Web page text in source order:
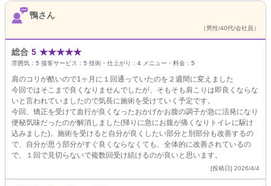
鴨さん
（男性/40代/会社員）
総合 5 ★★★★★
雰囲気： 5 接客サービス： 5 技術・仕上がり： 4 メニュー・料金： 5
肩のコリが酷いので1ヶ月に１回通っていたのを２週間に変えました
今回ではそこまで良くなりませんでしたが、そもそも肩こりは即良くならな
いと言われていましたので気長に施術を受けていく予定です。
今回、矯正を受けて血行が良くなったおかげかお腹の調子が急に活発になり
便秘気味だったのが解消しました(帰りに急にお腹が痛くなりトイレに駆け
込みました)。施術を受けると自分が良くしたい部分と別部分も改善するの
で、自分が思う部分がすぐ良くならなくても、全体的に改善されているの
で、１回で見切らないで複数回受け続けるのが良いと思います。
[投稿日] 2026/4/4